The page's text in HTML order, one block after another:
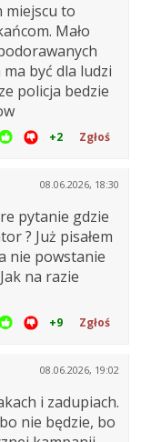
miejscu to
Mało
być dla ludzi
policja bedzie
+2 Zgłoś
08.06.2026, 18:30
pytanie gdzie
? Już pisałem
nie powstanie
na razie
+9 Zgłoś
08.06.2026, 19:02
i zadupiach.
nie będzie, bo